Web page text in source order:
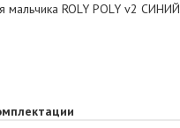
мальчика ROLY POLY v2 СИНИЙ